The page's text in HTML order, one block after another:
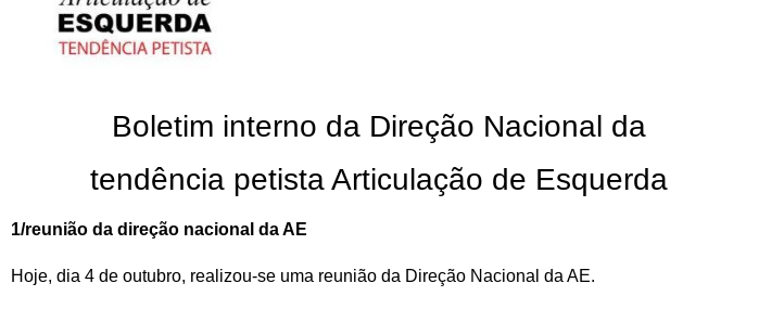
Boletim interno da Direção Nacional da
tendência petista Articulação de Esquerda
1/reunião da direção nacional da AE
Hoje, dia 4 de outubro, realizou-se uma reunião da Direção Nacional da AE.